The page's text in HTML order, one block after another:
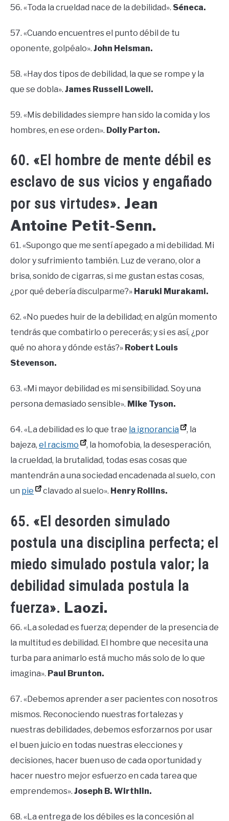
56. «Toda la crueldad nace de la debilidad». Séneca.
57. «Cuando encuentres el punto débil de tu
oponente, golpéalo». John Heisman.
58. «Hay dos tipos de debilidad, la que se rompe y la
que se dobla». James Russell Lowell.
59. «Mis debilidades siempre han sido la comida y los
hombres, en ese orden». Dolly Parton.
60. «El hombre de mente débil es
esclavo de sus vicios y engañado
por sus virtudes». Jean
Antoine Petit-Senn.
61. «Supongo que me sentí apegado a mi debilidad. Mi
dolor y sufrimiento también. Luz de verano, olor a
brisa, sonido de cigarras, si me gustan estas cosas,
¿por qué debería disculparme?» Haruki Murakami.
62. «No puedes huir de la debilidad; en algún momento
tendrás que combatirlo o perecerás; y si es así, ¿por
qué no ahora y dónde estás?» Robert Louis
Stevenson.
63. «Mi mayor debilidad es mi sensibilidad. Soy una
persona demasiado sensible». Mike Tyson.
64. «La debilidad es lo que trae la ignorancia
, la
bajeza, el racismo
, la homofobia, la desesperación,
la crueldad, la brutalidad, todas esas cosas que
mantendrán a una sociedad encadenada al suelo, con
un pie clavado al suelo». Henry Rollins.
65. «El desorden simulado
postula una disciplina perfecta; el
miedo simulado postula valor; la
debilidad simulada postula la
fuerza». Laozi.
66. «La soledad es fuerza; depender de la presencia de
la multitud es debilidad. El hombre que necesita una
turba para animarlo está mucho más solo de lo que
imagina». Paul Brunton.
67. «Debemos aprender a ser pacientes con nosotros
mismos. Reconociendo nuestras fortalezas y
nuestras debilidades, debemos esforzarnos por usar
el buen juicio en todas nuestras elecciones y
decisiones, hacer buen uso de cada oportunidad y
hacer nuestro mejor esfuerzo en cada tarea que
emprendemos». Joseph B. Wirthlin.
68. «La entrega de los débiles es la concesión al